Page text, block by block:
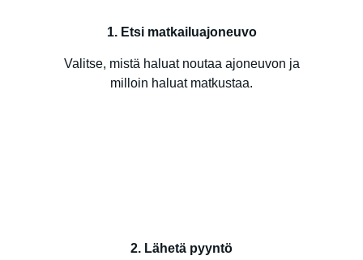
1. Etsi matkailuajoneuvo
Valitse, mistä haluat noutaa ajoneuvon ja
milloin haluat matkustaa.
2. Lähetä pyyntö